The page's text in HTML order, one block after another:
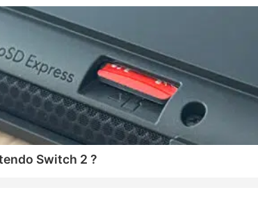
Switch 2 ?